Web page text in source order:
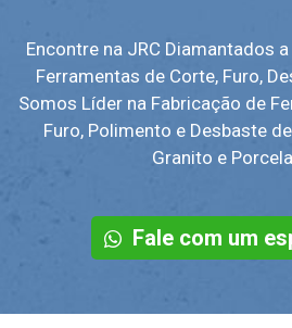
Encontre na JRC Diamantados
Ferramentas de Corte, Furo,
Somos Líder na Fabricação de
Furo, Polimento e Desbaste
Granito e
Fale com um